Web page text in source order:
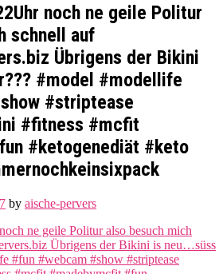
noch ne geile Politur
schnell auf
Übrigens der Bikini
#model #modellife
#striptease
#fitness #mcfit
#ketogenediät #keto
by aische-pervers